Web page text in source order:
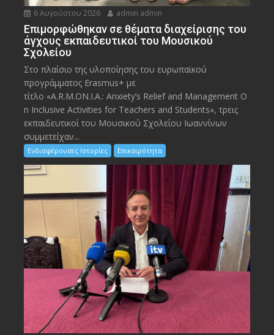
6 Αυγούστου 2026 admin admin
Eπιμορφώθηκαν σε θέματα διαχείρισης του
άγχους εκπαιδευτικοί του Μουσικού
Σχολείου
Στο πλαίσιο της υλοποίησης του ευρωπαϊκού
προγράμματος Erasmus+ με
τίτλο «A.R.M.ON.I.A.: Anxiety’s Relief and Management O
n Inclusive Activities for Teachers and Students», τρεις
εκπαιδευτικοί του Μουσικού Σχολείου Ιωαννίνων
συμμετείχαν...
Ενδιαφέρουσες Ιστορίες Επικαιρότητα